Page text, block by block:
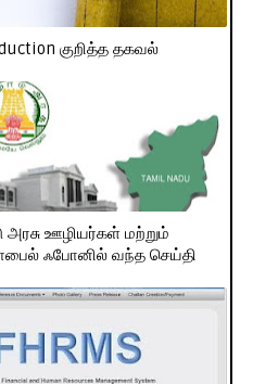
குறித்த தகவல்
அரசு ஊழியர்கள் மற்றும்
ஃபோனில் வந்த செய்தி